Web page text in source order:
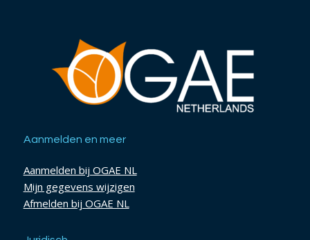
Aanmelden en meer
Aanmelden bij OGAE NL
Mijn gegevens wijzigen
Afmelden bij OGAE NL